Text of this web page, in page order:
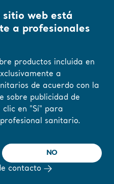
o
5000
sitio web está
a profesionales
productos incluida en
a
de acuerdo con la
sobre publicidad de
clic en "Sí" para
sanitario.
NO
contacto